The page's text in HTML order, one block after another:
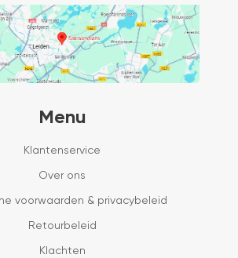
Menu
Klantenservice
Over ons
voorwaarden & privacybeleid
Retourbeleid
Klachten